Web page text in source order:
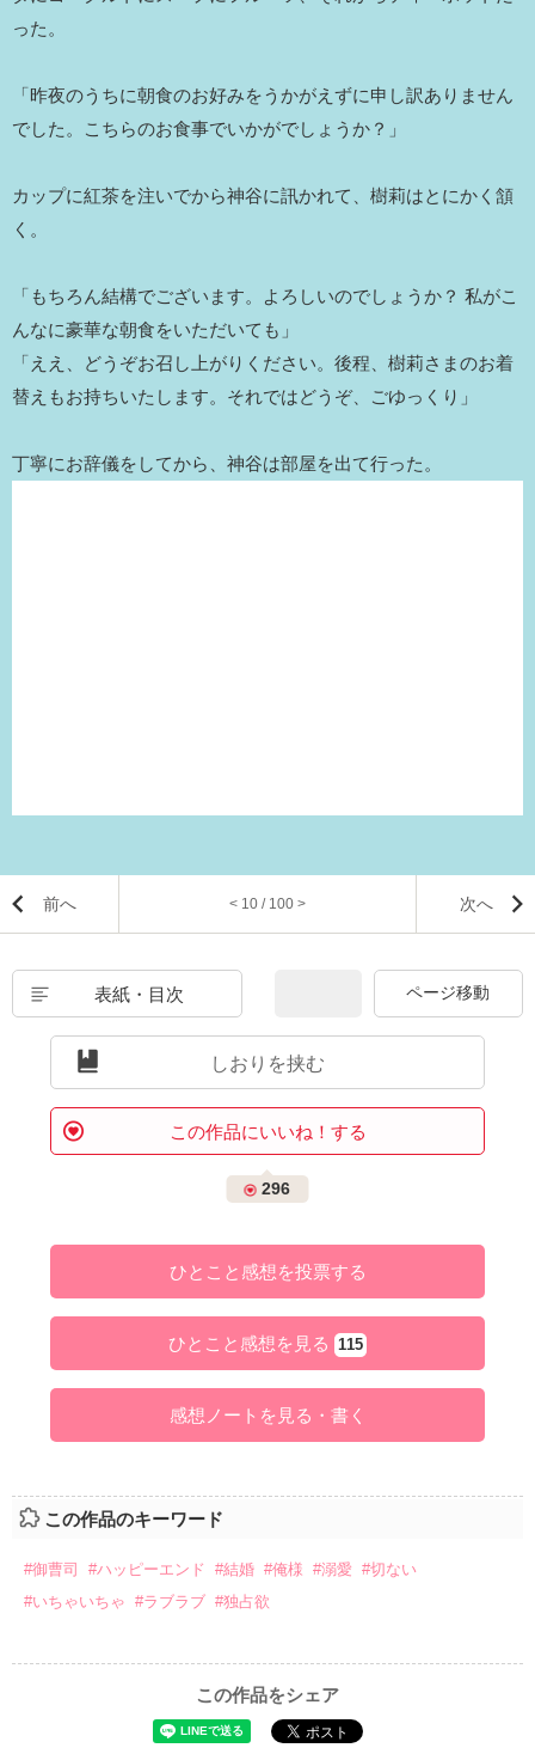
った。
「昨夜のうちに朝食のお好みをうかがえずに申し訳ありません
でした。こちらのお食事でいかがでしょうか？」
カップに紅茶を注いでから神谷に訊かれて、樹莉はとにかく頷
く。
「もちろん結構でございます。よろしいのでしょうか？ 私がこ
んなに豪華な朝食をいただいても」
「ええ、どうぞお召し上がりください。後程、樹莉さまのお着
替えもお持ちいたします。それではどうぞ、ごゆっくり」
丁寧にお辞儀をしてから、神谷は部屋を出て行った。
前へ < 10 / 100 > 次へ
表紙・目次
しおりを挟む
この作品にいいね！する
296
ひとこと感想を投票する
ひとこと感想を見る 115
感想ノートを見る・書く
この作品のキーワード
#御曹司 #ハッピーエンド #結婚 #俺様 #溺愛 #切ない
#いちゃいちゃ #ラブラブ #独占欲
この作品をシェア